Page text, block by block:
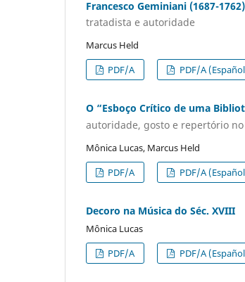
Francesco Geminiani (1687-1762)
tratadista e autoridade
Marcus Held
PDF/A
PDF/A
O “Esboço Crítico de uma
autoridade, gosto e repertório
Mônica Lucas, Marcus Held
PDF/A
PDF/A
Decoro na Música do Séc. XVIII
Mônica Lucas
PDF/A
PDF/A